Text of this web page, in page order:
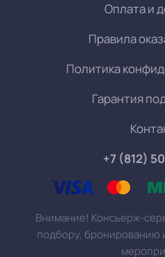
Оплата и
Правила
Политика
Гарантия
+7 (812)
Внимание! Консьерж-
подбору, бронированию